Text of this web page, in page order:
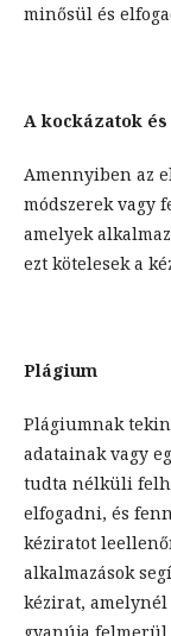
minősül és
A kockázatok
Amennyiben az
módszerek vagy
amelyek
ezt kötelesek a
Plágium
Plágiumnak
adatainak vagy
tudta nélküli
elfogadni, és
kéziratot
alkalmazások
kézirat, amelynél